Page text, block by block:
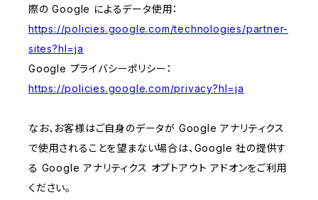
際の Google によるデータ使用：
https://policies.google.com/technologies/partner-
sites?hl=ja
Google プライバシーポリシー：
https://policies.google.com/privacy?hl=ja
なお、お客様はご自身のデータが Google アナリティクス
で使用されることを望まない場合は、Google 社の提供す
る Google アナリティクス オプトアウト アドオンをご利用
ください。